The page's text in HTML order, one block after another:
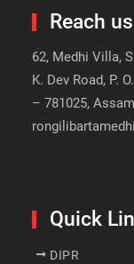
Reach us
62, Medhi Villa,
K. Dev Road, P.
– 781025,
Quick
DIPR